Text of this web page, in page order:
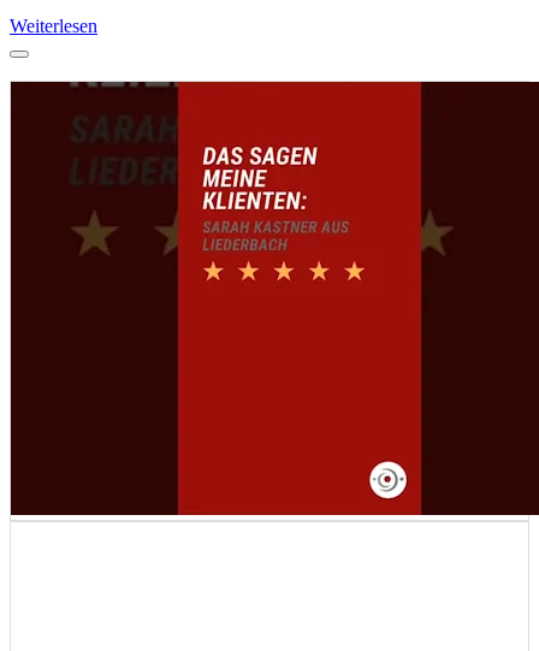
Weiterlesen